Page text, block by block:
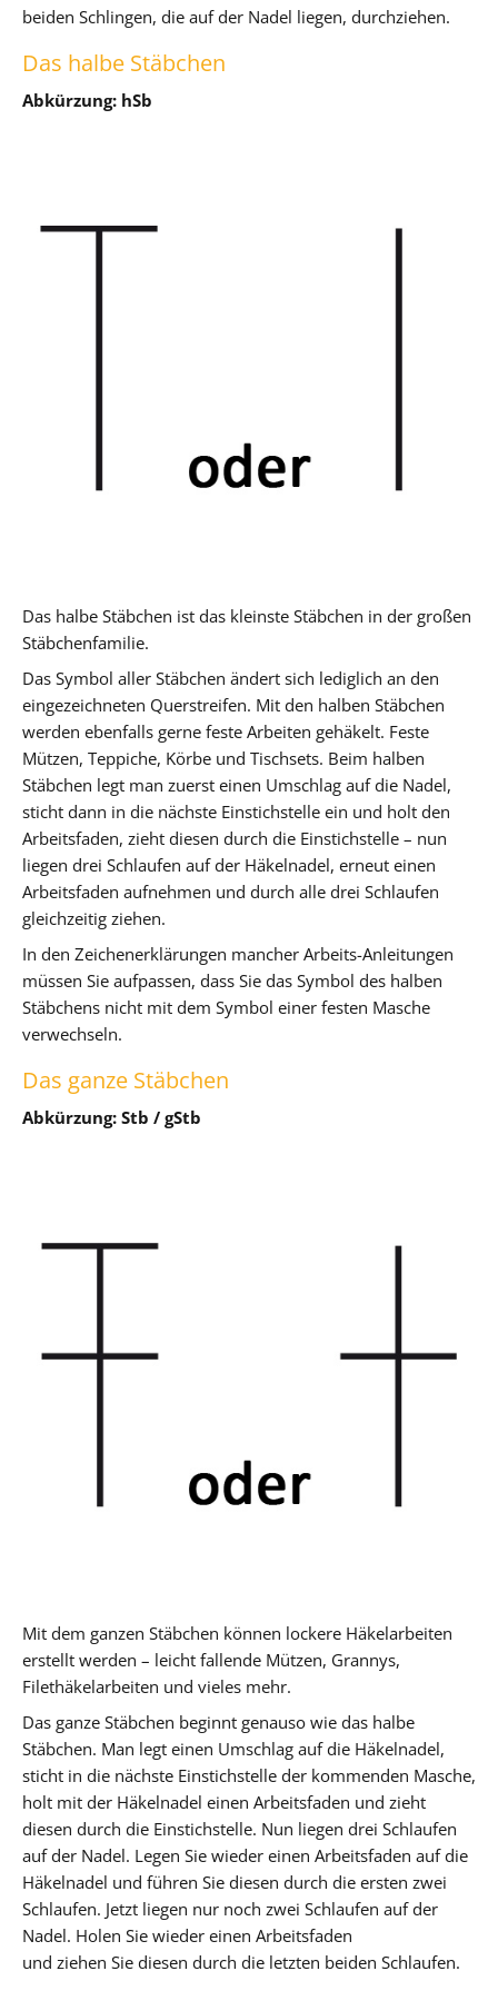
beiden Schlingen, die auf der Nadel liegen, durchziehen.
Das halbe Stäbchen
Abkürzung: hSb
Das halbe Stäbchen ist das kleinste Stäbchen in der großen
Stäbchenfamilie.
Das Symbol aller Stäbchen ändert sich lediglich an den
eingezeichneten Querstreifen. Mit den halben Stäbchen
werden ebenfalls gerne feste Arbeiten gehäkelt. Feste
Mützen, Teppiche, Körbe und Tischsets. Beim halben
Stäbchen legt man zuerst einen Umschlag auf die Nadel,
sticht dann in die nächste Einstichstelle ein und holt den
Arbeitsfaden, zieht diesen durch die Einstichstelle – nun
liegen drei Schlaufen auf der Häkelnadel, erneut einen
Arbeitsfaden aufnehmen und durch alle drei Schlaufen
gleichzeitig ziehen.
In den Zeichenerklärungen mancher Arbeits-Anleitungen
müssen Sie aufpassen, dass Sie das Symbol des halben
Stäbchens nicht mit dem Symbol einer festen Masche
verwechseln.
Das ganze Stäbchen
Abkürzung: Stb / gStb
Mit dem ganzen Stäbchen können lockere Häkelarbeiten
erstellt werden – leicht fallende Mützen, Grannys,
Filethäkelarbeiten und vieles mehr.
Das ganze Stäbchen beginnt genauso wie das halbe
Stäbchen. Man legt einen Umschlag auf die Häkelnadel,
sticht in die nächste Einstichstelle der kommenden Masche,
holt mit der Häkelnadel einen Arbeitsfaden und zieht
diesen durch die Einstichstelle. Nun liegen drei Schlaufen
auf der Nadel. Legen Sie wieder einen Arbeitsfaden auf die
Häkelnadel und führen Sie diesen durch die ersten zwei
Schlaufen. Jetzt liegen nur noch zwei Schlaufen auf der
Nadel. Holen Sie wieder einen Arbeitsfaden
und ziehen Sie diesen durch die letzten beiden Schlaufen.